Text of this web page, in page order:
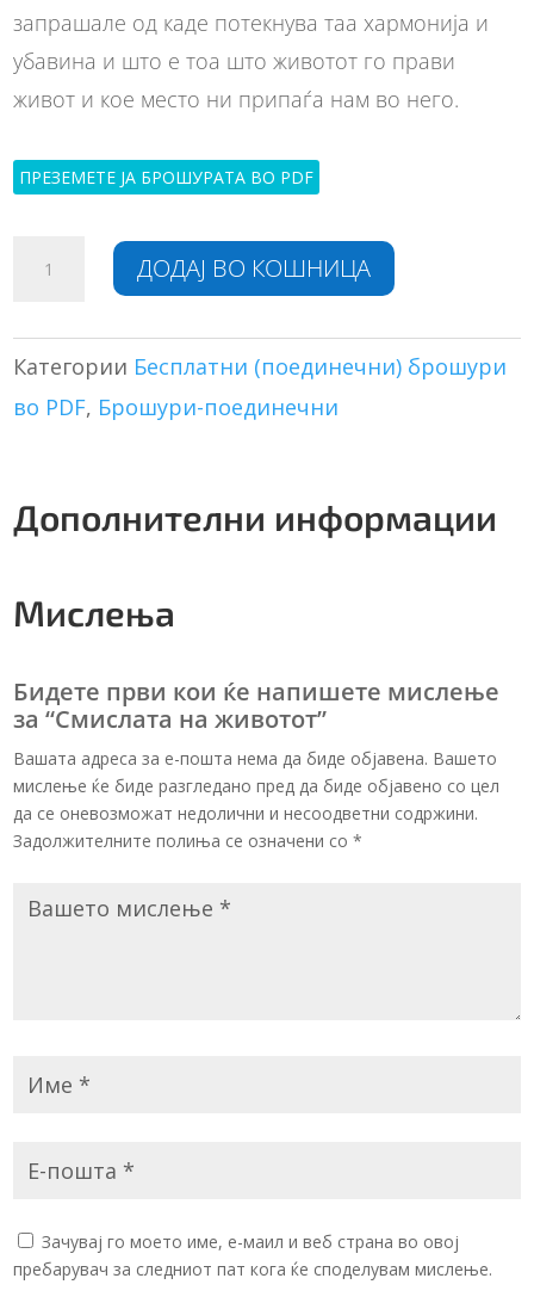
запрашале од каде потекнува таа хармонија и
убавина и што е тоа што животот го прави
живот и кое место ни припаѓа нам во него.
ПРЕЗЕМЕТЕ ЈА БРОШУРАТА ВО PDF
ДОДАЈ ВО КОШНИЦА
r
e
Категории Бесплатни (поединечни) брошури
во PDF, Брошури-поединечни
Дополнителни информации
Мислења
Бидете први кои ќе напишете мислење
за “Смислата на животот”
Вашата адреса за е-пошта нема да биде објавена. Вашето
мислење ќе биде разгледано пред да биде објавено со цел
да се оневозможат недолични и несоодветни содржини.
Задолжителните полиња се означени со*
Зачувај го моето име, е-маил и веб страна во овој
пребарувач за следниот пат кога ќе споделувам мислење.